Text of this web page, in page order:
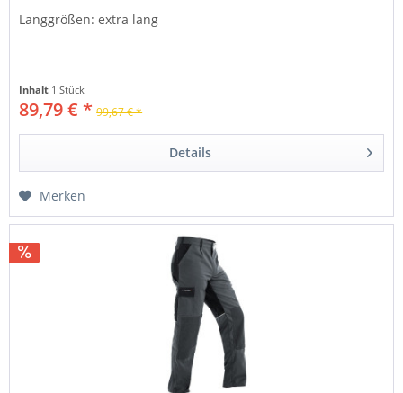
Langgrößen: extra lang
Inhalt 1 Stück
89,79 € * 99,67 € *
Details
Merken